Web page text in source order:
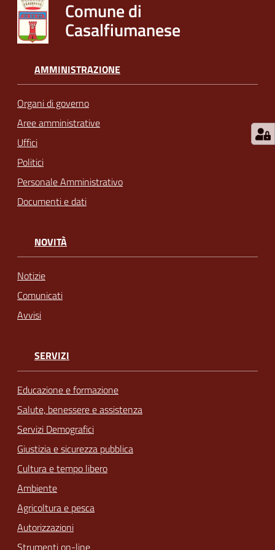
Comune di
Casalfiumanese
AMMINISTRAZIONE
Organi di governo
Aree amministrative
Uffici
Politici
Personale Amministrativo
Documenti e dati
NOVITÀ
Notizie
Comunicati
Avvisi
SERVIZI
Educazione e formazione
Salute, benessere e assistenza
Servizi Demografici
Giustizia e sicurezza pubblica
Cultura e tempo libero
Ambiente
Agricoltura e pesca
Autorizzazioni
Strumenti on-line